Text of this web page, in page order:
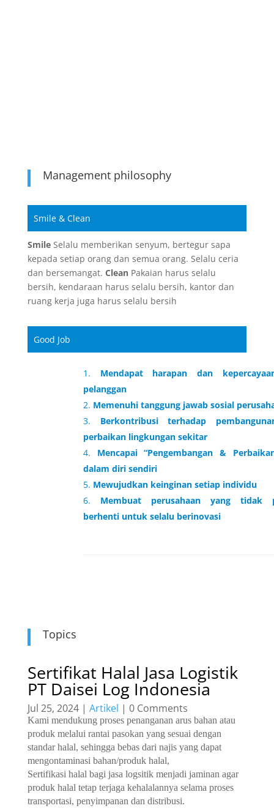
Management philosophy
Smile & Clean
SmileSelalu memberikan senyum, bertegur sapa
kepada setiap orang dan semua orang. Selalu ceria
dan bersemangat. CleanPakaian harus selalu
bersih, kendaraan harus selalu bersih, kantor dan
ruang kerja juga harus selalu bersih
Good Job
Mendapat harapan dan
pelanggan
Memenuhi tanggung jawab sosial
Berkontribusi terhadap
perbaikan lingkungan sekitar
Mencapai “Pengembangan &
dalam diri sendiri
Mewujudkan keinginan setiap individu
Membuat perusahaan yang tidak
berhenti untuk selalu berinovasi
Topics
Sertifikat Halal Jasa Logistik
PT Daisei Log Indonesia
Jul 25, 2024| Artikel | 0 Comments
Kami mendukung proses penanganan arus bahan atau
produk melalui rantai pasokan yang sesuai dengan
standar halal, sehingga bebas dari najis yang dapat
mengontaminasi bahan/produk halal,
Sertifikasi halal bagi jasa logsitik menjadi jaminan agar
produk halal tetap terjaga kehalalannya selama proses
transportasi, penyimpanan dan distribusi.